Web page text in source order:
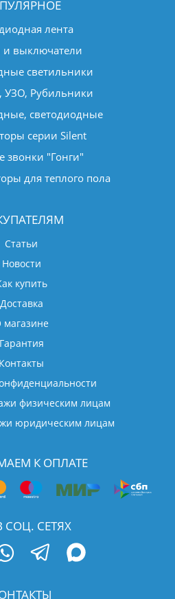
лента
и выключатели
светильники
УЗО, Рубильники
светодиодные
серии Silent
звонки "Гонги"
для теплого пола
Статьи
Новости
купить
Доставка
магазине
Гарантия
Контакты
физическим лицам
юридическим лицам
К ОПЛАТЕ
СЕТЯХ